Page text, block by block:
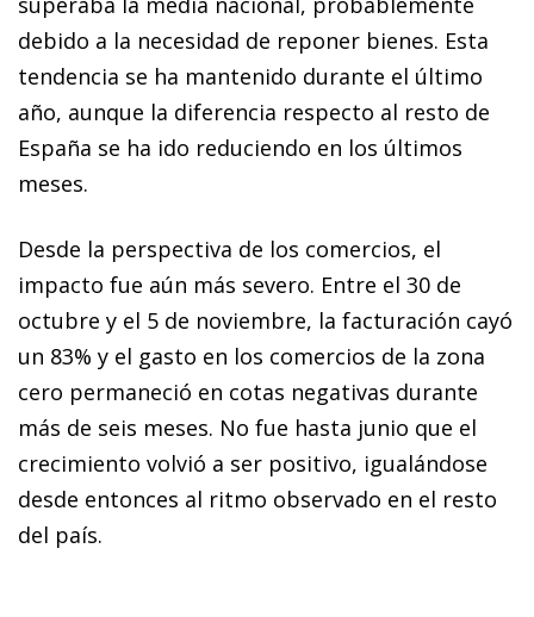
debido a la necesidad de reponer bienes. Esta
tendencia se ha mantenido durante el último
año, aunque la diferencia respecto al resto de
España se ha ido reduciendo en los últimos
meses.
Desde la perspectiva de los comercios, el
impacto fue aún más severo. Entre el 30 de
octubre y el 5 de noviembre, la facturación cayó
un 83% y el gasto en los comercios de la zona
cero permaneció en cotas negativas durante
más de seis meses. No fue hasta junio que el
crecimiento volvió a ser positivo, igualándose
desde entonces al ritmo observado en el resto
del país.